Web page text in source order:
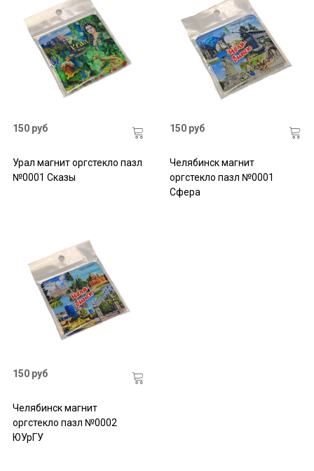
150 руб
Урал магнит оргстекло пазл
№0001 Сказы
150 руб
Челябинск магнит
оргстекло пазл №0001
Сфера
150 руб
Челябинск магнит
оргстекло пазл №0002
ЮУрГУ